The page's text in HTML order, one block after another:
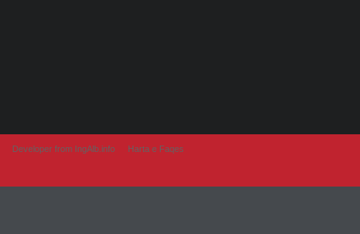
Developer from IngAlb.info Harta e Faqes